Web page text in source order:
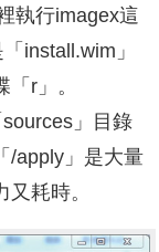
執行imagex這
install.wim」
r」。
」目錄
/apply」是大量
耗時。